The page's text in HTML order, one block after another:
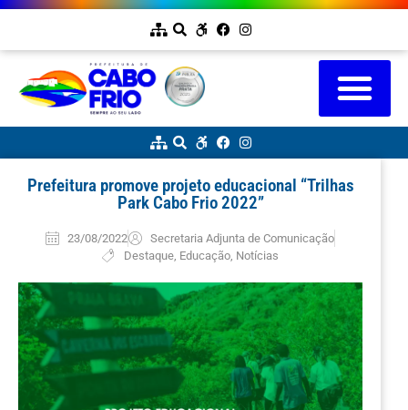
Prefeitura promove projeto educacional “Trilhas
Park Cabo Frio 2022”
23/08/2022
Secretaria Adjunta de Comunicação
Destaque, Educação, Notícias